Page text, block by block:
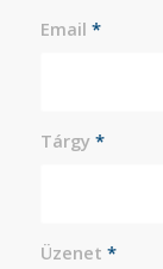
Email *
Tárgy *
Üzenet *